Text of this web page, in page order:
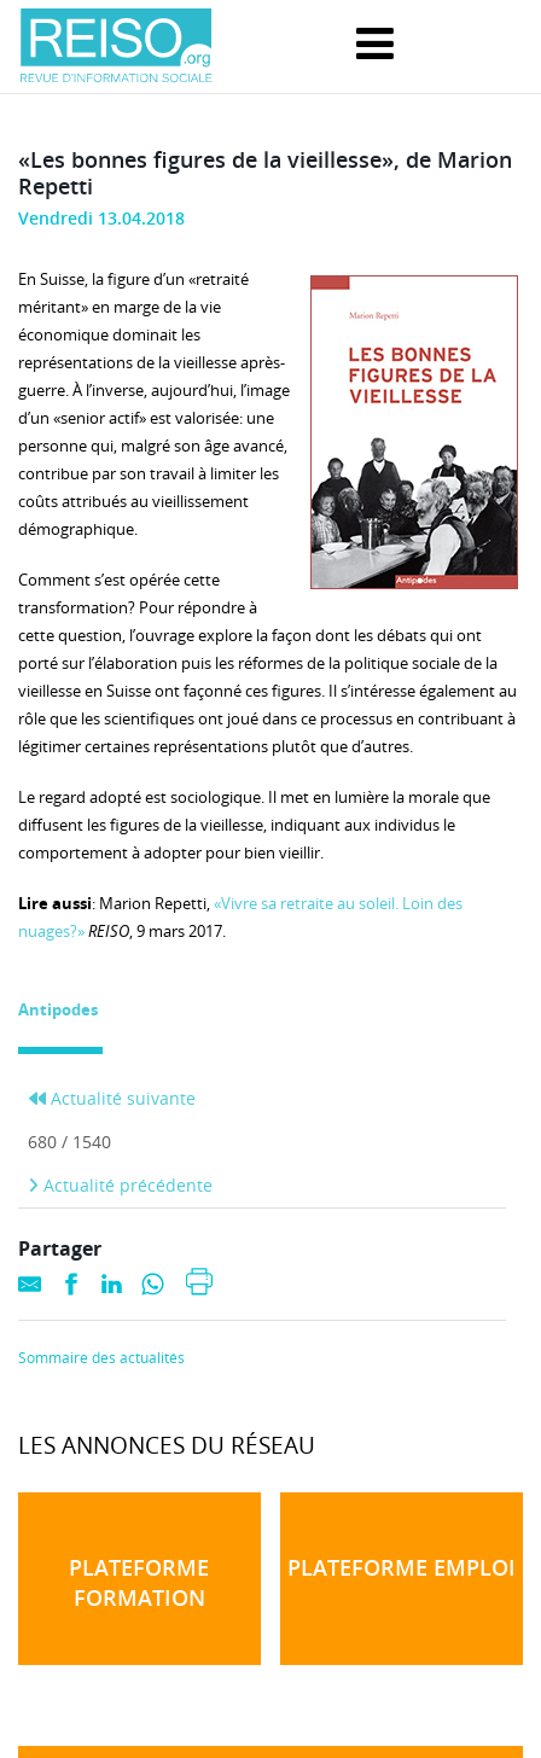
«Les bonnes figures de la vieillesse», de Marion
Repetti
Vendredi 13.04.2018
En Suisse, la figure d’un «retraité
méritant» en marge de la vie
économique dominait les
représentations de la vieillesse après-
guerre. À l’inverse, aujourd’hui, l’image
d’un «senior actif» est valorisée: une
personne qui, malgré son âge avancé,
contribue par son travail à limiter les
coûts attribués au vieillissement
démographique.
Comment s’est opérée cette
transformation? Pour répondre à
cette question, l’ouvrage explore la façon dont les débats qui ont
porté sur l’élaboration puis les réformes de la politique sociale de la
vieillesse en Suisse ont façonné ces figures. Il s’intéresse également au
rôle que les scientifiques ont joué dans ce processus en contribuant à
légitimer certaines représentations plutôt que d’autres.
Le regard adopté est sociologique. Il met en lumière la morale que
diffusent les figures de la vieillesse, indiquant aux individus le
comportement à adopter pour bien vieillir.
Lire aussi: Marion Repetti,«Vivre sa retraite au soleil. Loin des
nuages?»REISO, 9 mars 2017.
Antipodes
Actualité suivante
680 / 1540
Actualité précédente
Partager
Sommaire des actualités
LES ANNONCES DU RÉSEAU
PLATEFORME
FORMATION
PLATEFORME EMPLOI